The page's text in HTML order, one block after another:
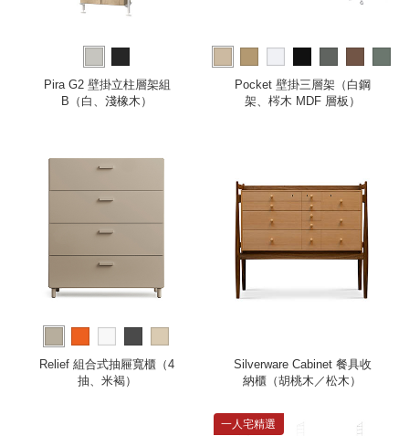
Pira G2 壁掛立柱層架組
B（白、淺橡木）
more
Pocket 壁掛三層架（白鋼
架、梣木 MDF 層板）
Relief 組合式抽屜寬櫃（4
抽、米褐）
Silverware Cabinet 餐具收
納櫃（胡桃木／松木）
一人宅精選